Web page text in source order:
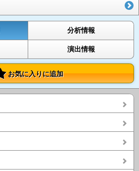
分析情報
演出情報
お気に入りに追加